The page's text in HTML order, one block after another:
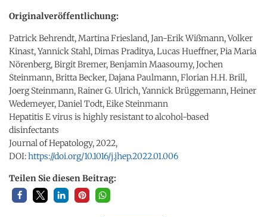
Originalveröffentlichung:
Patrick Behrendt, Martina Friesland, Jan-Erik Wißmann, Volker
Kinast, Yannick Stahl, Dimas Praditya, Lucas Hueffner, Pia Maria
Nörenberg, Birgit Bremer, Benjamin Maasoumy, Jochen
Steinmann, Britta Becker, Dajana Paulmann, Florian H.H. Brill,
Joerg Steinmann, Rainer G. Ulrich, Yannick Brüggemann, Heiner
Wedemeyer, Daniel Todt, Eike Steinmann
Hepatitis E virus is highly resistant to alcohol-based
disinfectants
Journal of Hepatology, 2022,
DOI:https://doi.org/10.1016/j.jhep.2022.01.006
Teilen Sie diesen Beitrag: